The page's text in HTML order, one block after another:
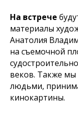
На встрече
материалы
Анатолия
на съемочной
веков. Также мы
людьми,
кинокартины.